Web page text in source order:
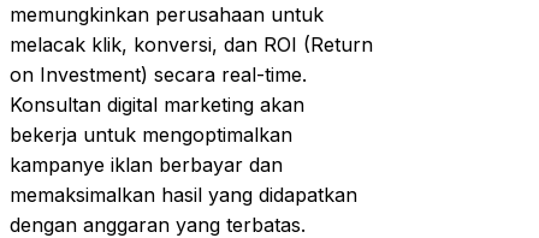
memungkinkan perusahaan untuk
melacak klik, konversi, dan ROI (Return
on Investment) secara real-time.
Konsultan digital marketing akan
bekerja untuk mengoptimalkan
kampanye iklan berbayar dan
memaksimalkan hasil yang didapatkan
dengan anggaran yang terbatas.